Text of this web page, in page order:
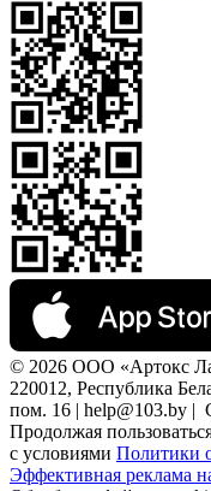
© 2026 ООО «Артокс
220012, Республика
пом. 16 | help@103.by |
Продолжая
с условиями Политики
Эффективная реклама